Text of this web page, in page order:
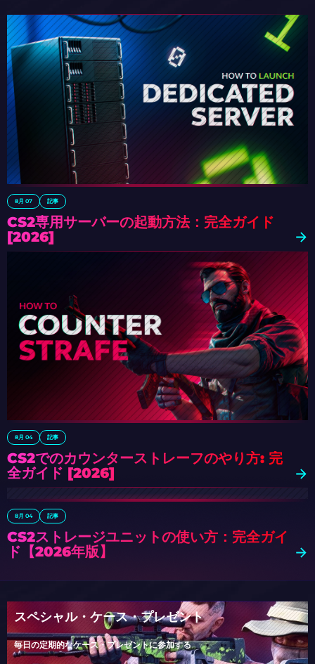
8月 07 記事
CS2専用サーバーの起動方法：完全ガイド
[2026]
8月 04 記事
CS2でのカウンターストレーフのやり方: 完
全ガイド [2026]
8月 04 記事
CS2ストレージユニットの使い方：完全ガイ
ド【2026年版】
スペシャル・ケース・プレゼント
毎日の定期的なケース・プレゼントに参加する